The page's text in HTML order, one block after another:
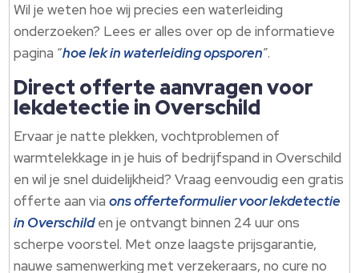
Wil je weten hoe wij precies een waterleiding
onderzoeken? Lees er alles over op de informatieve
pagina “hoe lek in waterleiding opsporen”.
Direct offerte aanvragen voor
lekdetectie in Overschild
Ervaar je natte plekken, vochtproblemen of
warmtelekkage in je huis of bedrijfspand in Overschild
en wil je snel duidelijkheid? Vraag eenvoudig een gratis
offerte aan viaons offerteformulier voor lekdetectie
in Overschilden je ontvangt binnen 24 uur ons
scherpe voorstel. Met onze laagste prijsgarantie,
nauwe samenwerking met verzekeraars, no cure no